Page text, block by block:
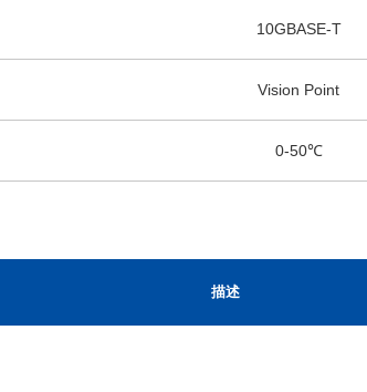
10GBASE-T
Vision Point
0-50℃
描述